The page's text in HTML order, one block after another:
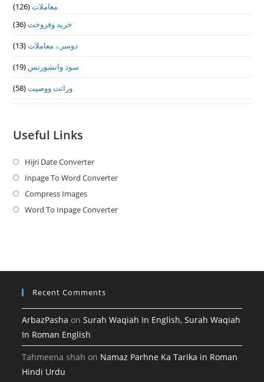
معاملات(126)
خرید وفروخت(36)
دوسرے معاملات(13)
سود وانشورنس (19)
وراثت ووصيت(58)
Useful Links
Hijri Date ConverterOpens
in
new
Inpage To Word ConverterOpens
a
Compress ImagesOpens
in
Word To Inpage ConverterOpens
tab
Recent Comments
ArbazPasha onSurah Waqiah In English, Surah Waqiah
In Roman English
Tahmeena shah on Namaz Parhne Ka Tarika in Roman
Hindi Urdu